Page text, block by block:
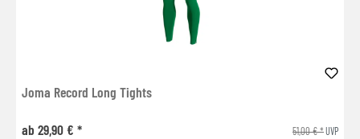
Joma Record Long Tights
ab 29,90 € * 51,00 € *UVP